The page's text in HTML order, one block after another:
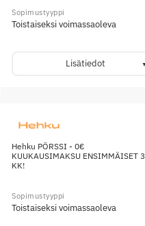
Toistaiseksi voimassaoleva
Lisätiedot
Hehku PÖRSSI - 0€
KUUKAUSIMAKSU ENSIMMÄISET 3
KK!
Toistaiseksi voimassaoleva